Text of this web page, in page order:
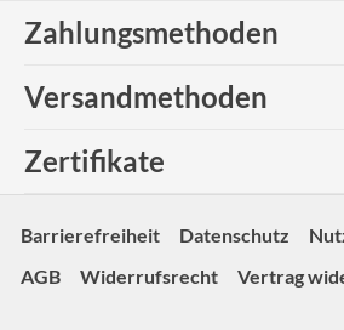
Zahlungsmethoden
Versandmethoden
Zertifikate
Barrierefreiheit Datenschutz
AGB
Widerrufsrecht Vertrag